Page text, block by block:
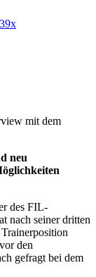
mit dem
neu
des FIL-
nach seiner dritten
den
gefragt bei dem